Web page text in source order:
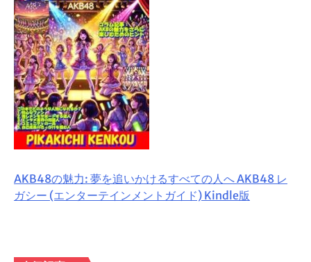
AKB48の魅力: 夢を追いかけるすべての人へ AKB48 レ
ガシー (エンターテインメントガイド) Kindle版